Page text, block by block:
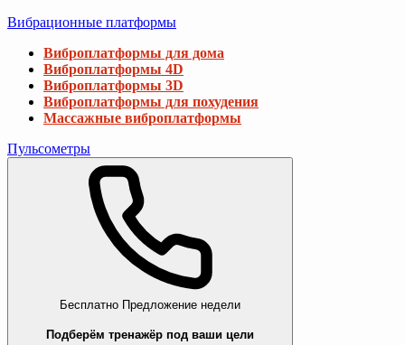
Вибрационные платформы
Виброплатформы для дома
Виброплатформы 4D
Виброплатформы 3D
Виброплатформы для похудения
Массажные виброплатформы
Пульсометры
Бесплатно Предложение недели
Подберём тренажёр под ваши цели